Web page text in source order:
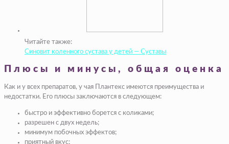
Читайте также:
Синовит коленного сустава у детей — Суставы
Плюсы и минусы, общая оценка
Как и у всех препаратов, у чая Плантекс имеются преимущества и
недостатки. Его плюсы заключаются в следующем:
быстро и эффективно борется с коликами;
разрешен с двух недель;
минимум побочных эффектов;
приятный вкус;